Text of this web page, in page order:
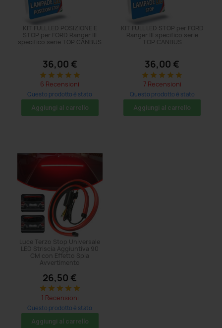
KIT FULL LED POSIZIONE E
STOP per FORD Ranger III
specifico serie TOP CANBUS
36,00 €
star star star star star
6 Recensioni
Questo prodotto è stato
acquistato: 20 volte
Aggiungi al carrello
KIT FULL LED STOP per FORD
Ranger III specifico serie
TOP CANBUS
36,00 €
star star star star star
7 Recensioni
Questo prodotto è stato
acquistato: 11 volte
Aggiungi al carrello
Luce Terzo Stop Universale
LED Striscia Aggiuntiva 90
CM con Effetto Spia
Avvertimento
26,50 €
star star star star star
1 Recensioni
Questo prodotto è stato
acquistato: 41 volte
Aggiungi al carrello